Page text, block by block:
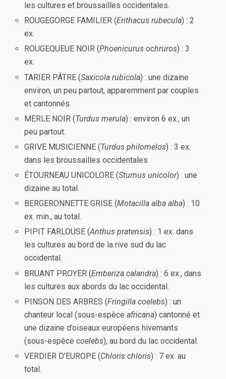
les cultures et broussailles occidentales.
ROUGEGORGE FAMILIER (Erithacus rubecula) : 2
ex.
ROUGEQUEUE NOIR (Phoenicurus ochruros) : 3
ex.
TARIER PÂTRE (Saxicola rubicola) : une dizaine
environ, un peu partout, apparemment par couples
et cantonnés.
MERLE NOIR (Turdus merula) : environ 6 ex., un
peu partout.
GRIVE MUSICIENNE (Turdus philomelos) : 3 ex.
dans les broussailles occidentales.
ÉTOURNEAU UNICOLORE (Sturnus unicolor) : une
dizaine au total.
BERGERONNETTE GRISE (Motacilla alba alba) : 10
ex. min., au total.
PIPIT FARLOUSE (Anthus pratensis) : 1 ex. dans
les cultures au bord de la rive sud du lac
occidental.
BRUANT PROYER (Emberiza calandra) : 6 ex., dans
les cultures aux abords du lac occidental.
PINSON DES ARBRES (Fringilla coelebs) : un
chanteur local (sous-espèceafricana) cantonné et
une dizaine d’oiseaux européens hivernants
(sous-espècecoelebs), au bord du lac occidental.
VERDIER D’EUROPE (Chloris chloris) : 7 ex. au
total.